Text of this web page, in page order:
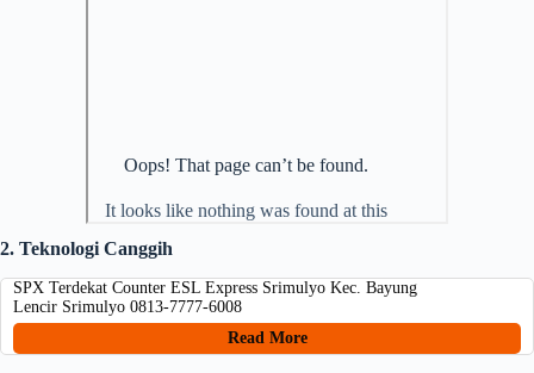
2. Teknologi Canggih
SPX Terdekat Counter ESL Express Srimulyo Kec. Bayung
Lencir Srimulyo 0813-7777-6008
Read More